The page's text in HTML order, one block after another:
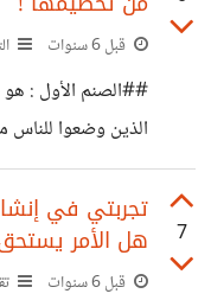
قبل 6 سنوات
##الصنم الأول : هو
الذين وضعوا للناس
عنها إلّا فاشل حسب
نصائح هؤلاء
ربما تلك النصائح لا
90% من نصائحهم
7
تجربتي في
هل الأمر
قبل 6 سنوات